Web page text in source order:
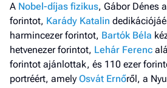
A Nobel-díjas fizikus, Gábor Dénes
forintot, Karády Katalin
harmincezer forintot, Bartók Béla
hetvenezer forintot, Lehár Ferenc
forintot ajánlottak, és 110 ezer
portréért, amely Osvát Ernőről, a